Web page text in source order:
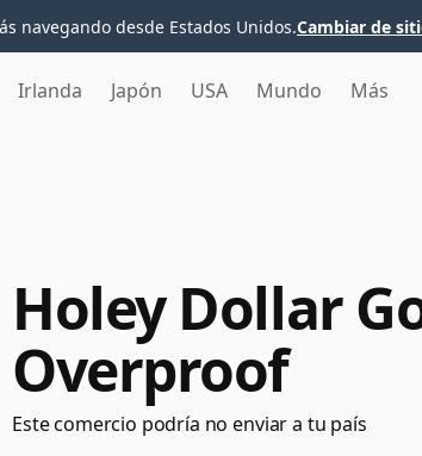
navegando desde Estados Unidos.Cambiar de
Irlanda Japón USA Mundo Más
Holey Dollar
Overproof
Este comercio podría no enviar a tu país